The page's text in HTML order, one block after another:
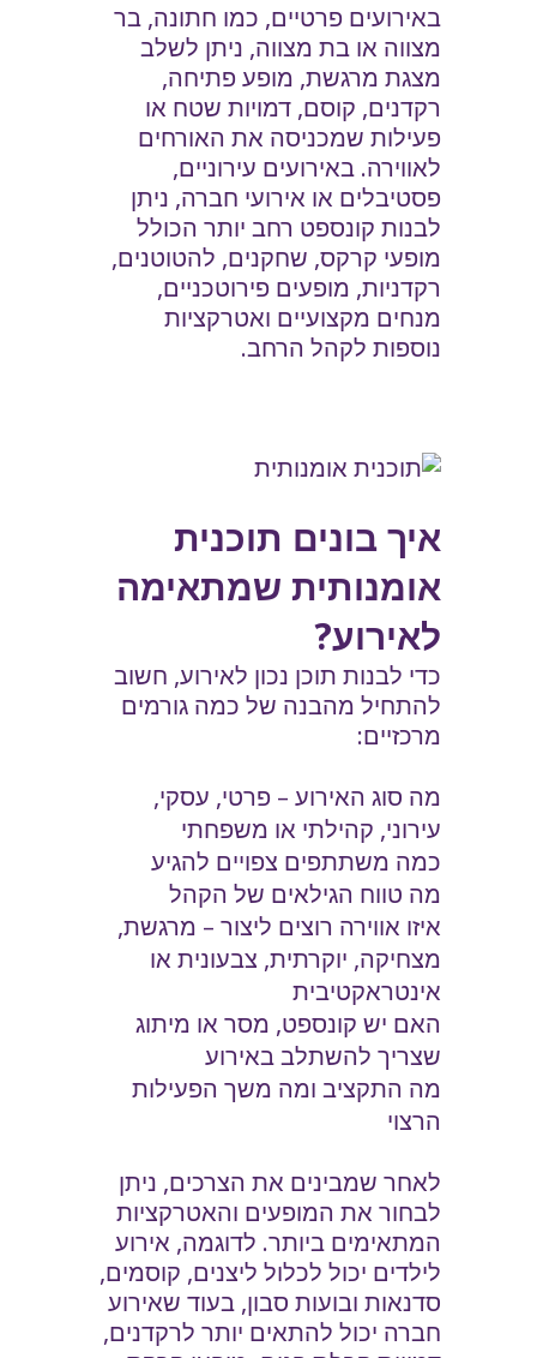
באירועים פרטיים, כמו חתונה, בר
מצווה או בת מצווה, ניתן לשלב
מצגת מרגשת, מופע פתיחה,
רקדנים, קוסם, דמויות שטח או
פעילות שמכניסה את האורחים
לאווירה. באירועים עירוניים,
פסטיבלים או אירועי חברה, ניתן
לבנות קונספט רחב יותר הכולל
מופעי קרקס, שחקנים, להטוטנים,
רקדניות, מופעים פירוטכניים,
מנחים מקצועיים ואטרקציות
נוספות לקהל הרחב.
איך בונים תוכנית
אומנותית שמתאימה
לאירוע?
כדי לבנות תוכן נכון לאירוע, חשוב
להתחיל מהבנה של כמה גורמים
מרכזיים:
מה סוג האירוע – פרטי, עסקי,
עירוני, קהילתי או משפחתי
כמה משתתפים צפויים להגיע
מה טווח הגילאים של הקהל
איזו אווירה רוצים ליצור – מרגשת,
מצחיקה, יוקרתית, צבעונית או
אינטראקטיבית
האם יש קונספט, מסר או מיתוג
שצריך להשתלב באירוע
מה התקציב ומה משך הפעילות
הרצוי
לאחר שמבינים את הצרכים, ניתן
לבחור את המופעים והאטרקציות
המתאימים ביותר. לדוגמה, אירוע
לילדים יכול לכלול ליצנים, קוסמים,
סדנאות ובועות סבון, בעוד שאירוע
חברה יכול להתאים יותר לרקדנים,